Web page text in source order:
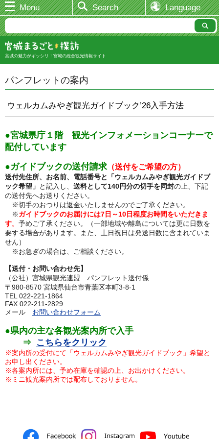
Menu Search Language
宮城の魅力がギッシリ！宮城の総合観光情報サイト
パンフレットの案内
ウェルカムみやぎ観光ガイドブック’26入手方法
●宮城県庁１階 観光インフォメーションコーナーで
配付しています
●ガイドブックの送付請求 （送付をご希望の方）
送付先住所、お名前、電話番号と「ウェルカムみやぎ観光ガイドブ
ック希望」 と記入し、 送料として140円分の切手を同封の上、下記
の送付先へお送りください。
※切手のおつりは返金いたしませんのでご了承ください。
※ガイドブックのお届けには7日～10日程度お時間をいただきま
す。 予めご了承ください。（一部地域や離島については更に日数を
要する場合があります。また、土日祝日は発送日数に含まれていま
せん）
※お急ぎの場合は、ご相談ください。
【送付・お問い合わせ先】
（公社）宮城県観光連盟 パンフレット送付係
〒980-8570 宮城県仙台市青葉区本町3-8-1
TEL 022-221-1864
FAX 022-211-2829
メール お問い合わせフォーム
●県内の主な各観光案内所で入手
⇒ こちらをクリック
※案内所の受付にて「ウェルカムみやぎ観光ガイドブック」希望と
お申し出ください。
※各案内所には、予め在庫を確認の上、お出かけください。
※ミニ観光案内所では配布しておりません。